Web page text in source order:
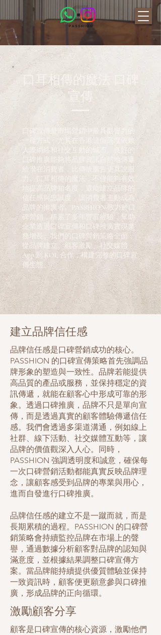
口耳相傳的魔法 口碑
宣傳
口碑宣傳是市場營銷中最具影響力的
一種方式，尤其在香港這個高度依賴
人際網絡和社交互動的城市。良好的
口碑推廣能夠將品牌資訊自然地傳遞
給潛在消費者，比傳統廣告更具說服
力。口耳相傳的魔法，不僅能夠有效
地提高品牌知名度，還能建立品牌的
信任感與忠誠度，讓消費者主動成為
品牌的推廣者。PASSHION 致力於口
碑營銷，積累了多年豐富經驗，幫助
企業透過口碑宣傳和口碑推廣實現業
務增長。我們的口碑營銷策略全面，
從品牌建立、顧客激勵、社交媒體
App 到 KOL 合作，構建完整的口碑宣
傳生態。
建立品牌信任感
品牌信任感是口碑營銷成功的核心。
PASSHION 的口碑宣傳策略首先強調品
牌形象的塑造與一致性。品牌若能提供
高品質的產品或服務，並保持穩定的資
訊傳遞，就能在顧客心中形成可靠的形
象。透過口碑推廣，品牌不只是單向宣
傳，而是透過真實的顧客體驗傳遞信任
感。我們會透過多渠道溝通，例如線上
社群、線下活動、社交媒體互動等，讓
品牌的價值觀深入人心。同時，
PASSHION 強調透明度和誠意，確保每
一次口碑營銷活動都能真實反映品牌理
念，讓顧客感受到品牌的專業與用心，
進而自發進行口碑推廣。
品牌信任感的建立不是一蹴而就，而是
長期累積的過程。PASSHION 的口碑營
銷策略會持續監控品牌在市場上的聲
譽，通過數據分析顧客對品牌的認知與
滿意度，並根據結果調整口碑宣傳方
案。當品牌能持續提供優質體驗並保持
一致資訊時，顧客便更願意參與口碑推
廣，形成品牌的正向循環。
激勵顧客分享
顧客是口碑宣傳的核心資源，激勵他們